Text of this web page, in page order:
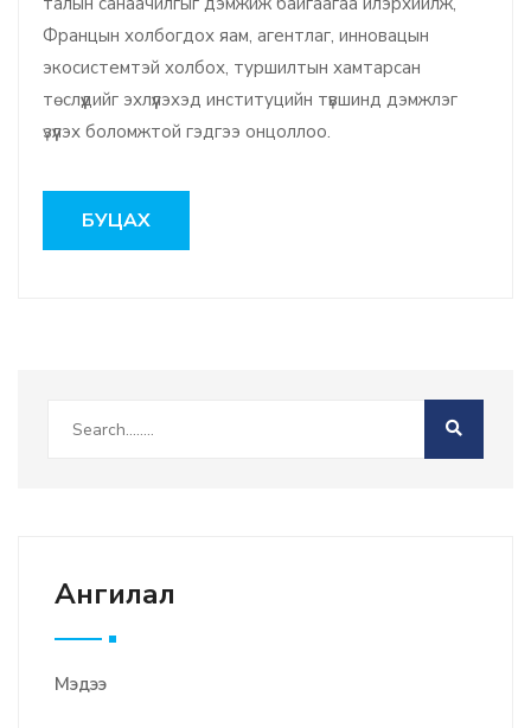
Францын холбогдох яам, агентлаг, инновацын
экосистемтэй холбох, туршилтын хамтарсан
төслүүдийг эхлүүлэхэд институцийн түвшинд дэмжлэг
үзүүлэх боломжтой гэдгээ онцоллоо.
БУЦАХ
Ангилал
Мэдээ